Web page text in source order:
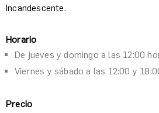
Incandescente.
Horario
De jueves y domingo a las 12:00
Viernes y sábado a las 12:00 y
Precio